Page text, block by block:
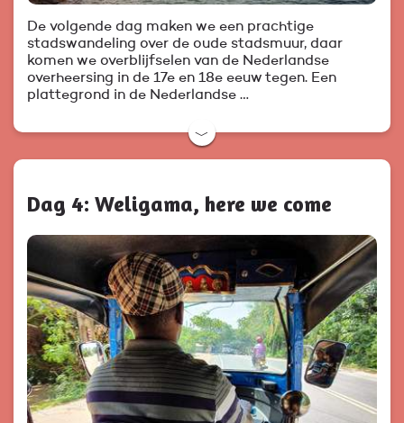
De volgende dag maken we een prachtige
stadswandeling over de oude stadsmuur, daar
komen we overblijfselen van de Nederlandse
overheersing in de 17e en 18e eeuw tegen. Een
plattegrond in de Nederlandse …
﹀
Dag 4: Weligama, here we come